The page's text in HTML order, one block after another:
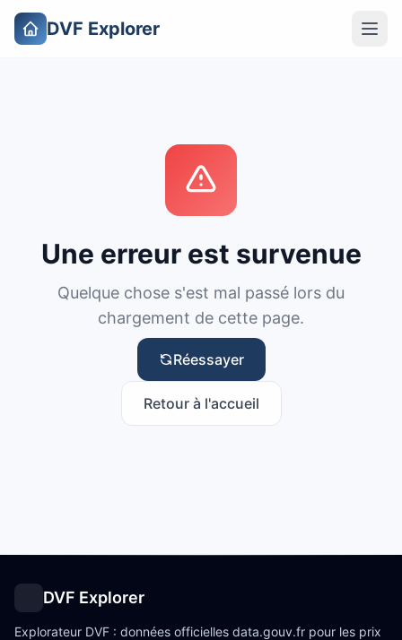
DVF Explorer
Une erreur est survenue
Quelque chose s'est mal passé lors du
chargement de cette page.
Réessayer
Retour à l'accueil
DVF Explorer
Explorateur DVF : données officielles data.gouv.fr pour les prix